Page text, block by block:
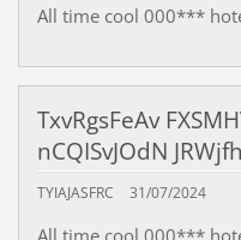
All time cool 000***
TxvRgsFeAv
nCQISvJOdN
TYIAJASFRC 31/07/2024
All time cool 000***